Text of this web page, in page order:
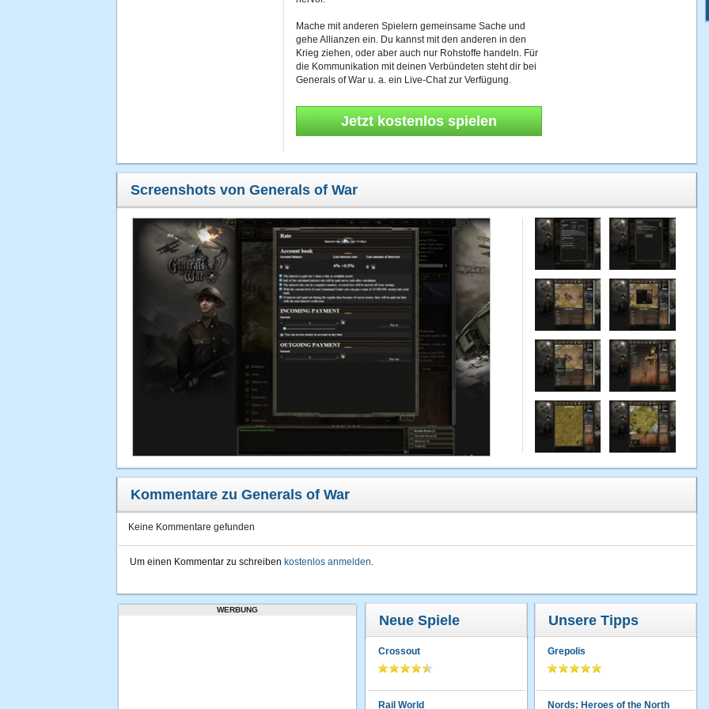
Mache mit anderen Spielern gemeinsame Sache und
gehe Allianzen ein. Du kannst mit den anderen in den
Krieg ziehen, oder aber auch nur Rohstoffe handeln. Für
die Kommunikation mit deinen Verbündeten steht dir bei
Generals of War u. a. ein Live-Chat zur Verfügung.
Jetzt kostenlos spielen
Screenshots von Generals of War
Kommentare zu Generals of War
Keine Kommentare gefunden
Um einen Kommentar zu schreiben kostenlos anmelden.
WERBUNG
Neue Spiele
Crossout
Rail World
Unsere Tipps
Grepolis
Nords: Heroes of the North